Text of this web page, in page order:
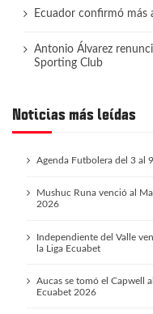
Ecuador confirmó más
Antonio Álvarez
Sporting Club
Noticias más leídas
Agenda Futbolera del 3 al
Mushuc Runa venció al
2026
Independiente del Valle
la Liga Ecuabet
Aucas se tomó el Capwell
Ecuabet 2026